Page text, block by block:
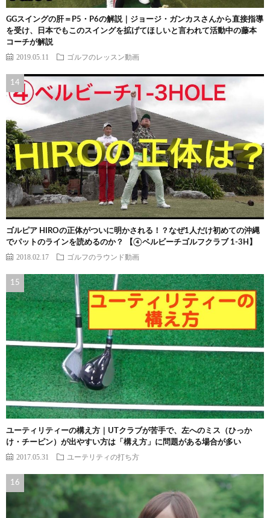
GGスイングの肝＝P5・P6の解説｜ジョージ・ガンカスさんから直接指導
を受け、日本でもこのスイングを拡げてほしいと言われて活動中の藤本
コーチが解説
2019.05.11 ゴルフのレッスン動画
ゴルピア HIROの正体がついに明かされる！？なぜ1人だけ初めての沖縄
でパットのラインを読めるのか？ 【④ベルビーチゴルフクラブ 1-3H】
2018.02.17 ゴルフのラウンド動画
ユーティリティーの構え方｜UTクラブが苦手で、左へのミス（ひっか
け・チーピン）が出やすい方は「構え方」に問題がある場合が多い
2017.05.31 ユーテリティの打ち方